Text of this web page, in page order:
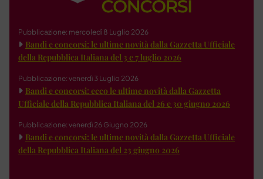
Pubblicazione: mercoledì 8 Luglio 2026
Bandi e concorsi: le ultime novità dalla Gazzetta Ufficiale
della Repubblica Italiana del 3 e 7 luglio 2026
Pubblicazione: venerdì 3 Luglio 2026
Bandi e concorsi: ecco le ultime novità dalla Gazzetta
Ufficiale della Repubblica Italiana del 26 e 30 giugno 2026
Pubblicazione: venerdì 26 Giugno 2026
Bandi e concorsi: le ultime novità dalla Gazzetta Ufficiale
della Repubblica Italiana del 23 giugno 2026